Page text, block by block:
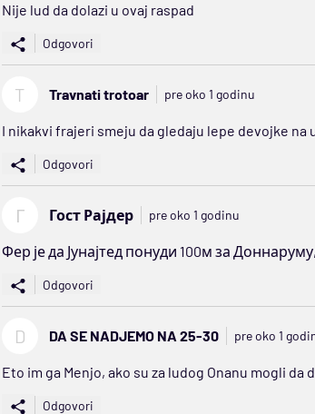
Nije lud da dolazi u ovaj raspad
Odgovori
T Travnati trotoar pre oko 1 godinu
I nikakvi frajeri smeju da gledaju lepe devojke na
Odgovori
Г Гост Рајдер pre oko 1 godinu
Фер је да Јунајтед понуди 100м за
Odgovori
D DA SE NADJEMO NA 25-30 pre oko 1
Eto im ga Menjo, ako su za ludog Onanu mogli da
Odgovori